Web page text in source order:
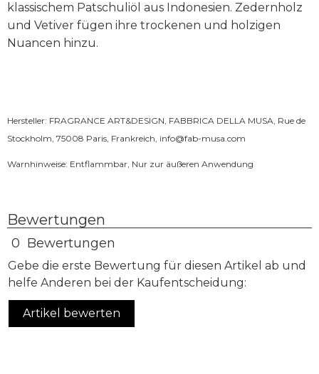
klassischem Patschuliöl aus Indonesien. Zedernholz
und Vetiver fügen ihre trockenen und holzigen
Nuancen hinzu.
Hersteller: FRAGRANCE ART&DESIGN, FABBRICA DELLA MUSA, Rue de
Stockholm, 75008 Paris, Frankreich, info@fab-musa.com
Warnhinweise: Entflammbar, Nur zur äußeren Anwendung
Bewertungen
0 Bewertungen
Gebe die erste Bewertung für diesen Artikel ab und
helfe Anderen bei der Kaufentscheidung:
Artikel bewerten